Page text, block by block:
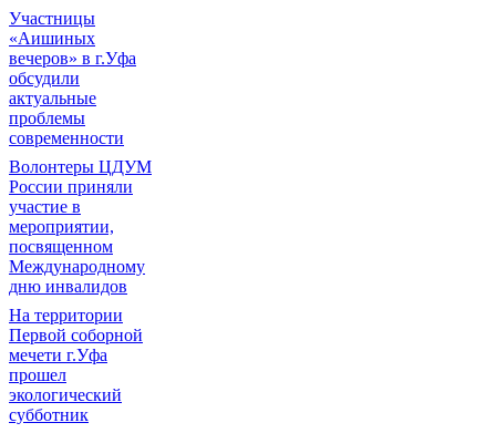
Участницы
«Аишиных
вечеров» в г.Уфа
обсудили
актуальные
проблемы
современности
Волонтеры ЦДУМ
России приняли
участие в
мероприятии,
посвященном
Международному
дню инвалидов
На территории
Первой соборной
мечети г.Уфа
прошел
экологический
субботник